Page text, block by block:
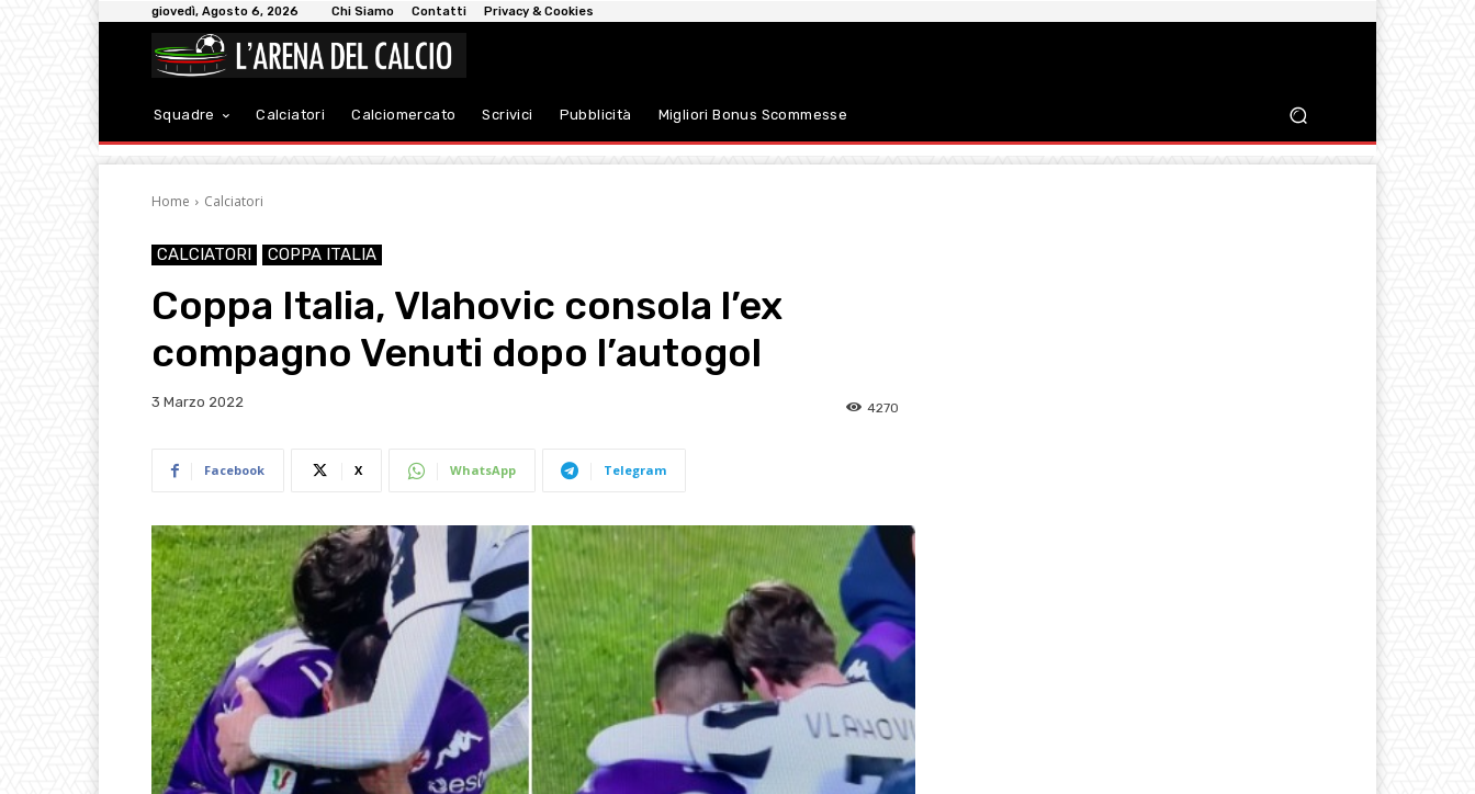
giovedì, Agosto 6, 2026 Chi Siamo Contatti Privacy & Cookies
Squadre Calciatori Calciomercato Scrivici Pubblicità Migliori Bonus Scommesse
Home Calciatori
CALCIATORI COPPA ITALIA
Coppa Italia, Vlahovic consola l’ex
compagno Venuti dopo l’autogol
3 Marzo 2022 4270
Facebook X WhatsApp Telegram